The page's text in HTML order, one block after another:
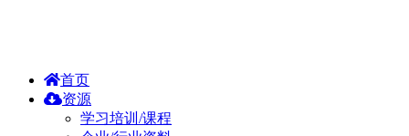
首页
资源
学习培训/课程